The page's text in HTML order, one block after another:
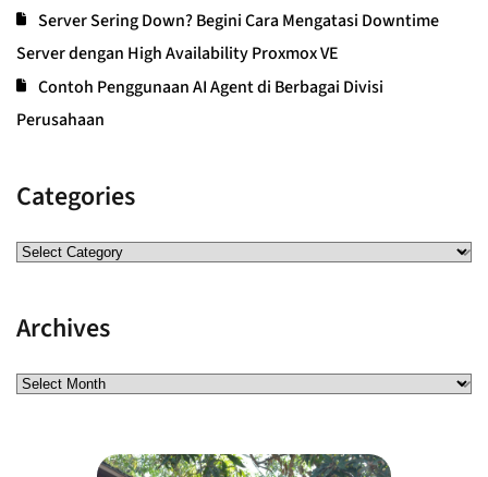
Server Sering Down? Begini Cara Mengatasi Downtime
Server dengan High Availability Proxmox VE
Contoh Penggunaan AI Agent di Berbagai Divisi
Perusahaan
Categories
Archives